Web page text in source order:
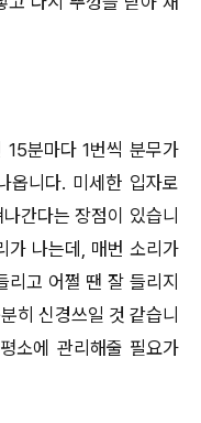
분마다 1번씩 분무가
옵니다. 미세한 입자로
간다는 장점이 있습니
가 나는데, 매번 소리가
고 어쩔 땐 잘 들리지
히 신경쓰일 것 같습니
소에 관리해줄 필요가